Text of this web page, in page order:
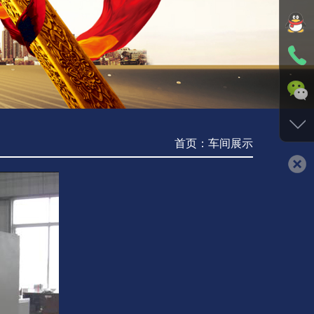
首页：车间展示